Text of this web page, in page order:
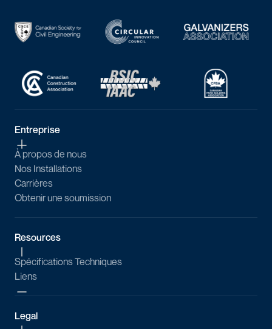
Entreprise
À propos de nous
Nos Installations
Carrières
Obtenir une soumission
Resources
Spécifications Techniques
Liens
Legal